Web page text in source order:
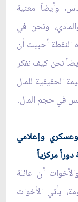
وأيضاً معنية
ونحن في
النقطة أحببت أن
نحن كيف نفكر
الحقيقية للمال
في حجم المال.
وإعلامي
مركزياً
أن عائلة
يأتي الأخوات